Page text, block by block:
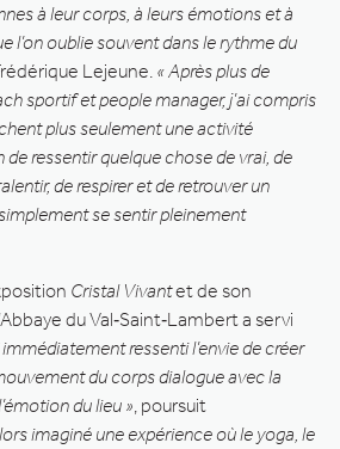
à leur corps, à leurs émotions et à
l’on oublie souvent dans le rythme du
Lejeune. « Après plus de
sportif et people manager, j’ai compris
plus seulement une activité
de ressentir quelque chose de vrai, de
de respirer et de retrouver un
se sentir pleinement
Cristal Vivantet de son
du Val‑Saint‑Lambert a servi
immédiatement ressenti l’envie de créer
du corps dialogue avec la
du lieu » , poursuit
imaginé une expérience où le yoga, le